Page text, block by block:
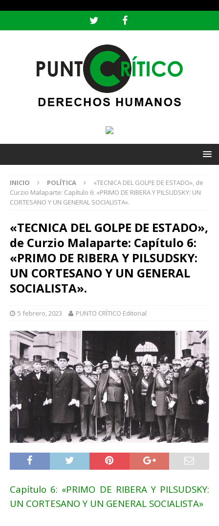
INICIO POLÍTICA
«TECNICA DEL GOLPE DE ESTADO», de
Curzio Malaparte: Capítulo 6: «PRIMO DE RIBERA Y PILSUDSKY: UN
CORTESANO Y UN GENERAL SOCIALISTA».
«TECNICA DEL GOLPE DE ESTADO»,
de Curzio Malaparte: Capítulo 6:
«PRIMO DE RIBERA Y PILSUDSKY:
UN CORTESANO Y UN GENERAL
SOCIALISTA».
5 febrero, 2023 PUNTO CRÍTICO Editorial
Capítulo 6: «PRIMO DE RIBERA Y PILSUDSKY:
UN CORTESANO Y UN GENERAL SOCIALISTA»